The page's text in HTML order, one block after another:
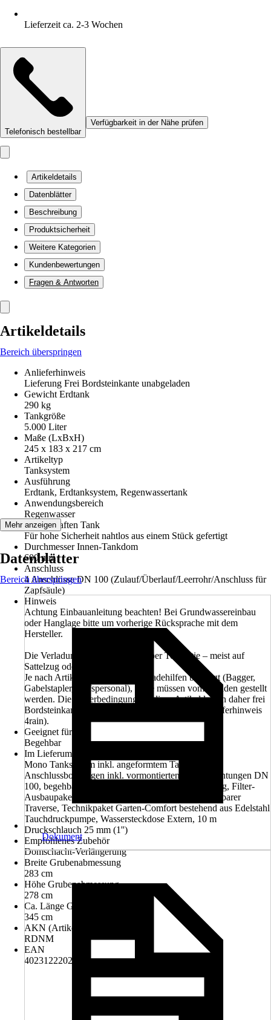
Lieferzeit ca. 2-3 Wochen
Telefonisch bestellbar
Verfügbarkeit in der Nähe prüfen
Artikeldetails
Datenblätter
Beschreibung
Produktsicherheit
Weitere Kategorien
Kundenbewertungen
Fragen & Antworten
Artikeldetails
Bereich überspringen
Anlieferhinweis
Lieferung Frei Bordsteinkante unabgeladen
Gewicht Erdtank
290 kg
Tankgröße
5.000 Liter
Maße (LxBxH)
245 x 183 x 217 cm
Artikeltyp
Tanksystem
Ausführung
Erdtank, Erdtanksystem, Regenwassertank
Anwendungsbereich
Regenwasser
Eigenschaften Tank
Für hohe Sicherheit nahtlos aus einem Stück gefertigt
Durchmesser Innen-Tankdom
600 mm
Anschluss
4 Anschlüsse DN 100 (Zulauf/Überlauf/Leerrohr/Anschluss für
Zapfsäule)
Hinweis
Achtung Einbauanleitung beachten! Bei Grundwassereinbau
oder Hanglage bitte um vorherige Rücksprache mit dem
Hersteller.
Die Verladung des Tanks erfolgt per Teilpartie – meist auf
Sattelzug oder Jumbo-LKW.
Je nach Artikelgröße werden Entladehilfen benötigt (Bagger,
Gabelstapler, Hilfspersonal), diese müssen vom Kunden gestellt
werden. Die Lieferbedingung für diese Artikel lauten daher frei
Bordsteinkante unabgeladen (siehe Datenblatt Anlieferhinweis
4rain).
Geeignet für
Begehbar
Im Lieferumfang enthalten
Mono Tanksystem inkl. angeformtem Tankdom, 4
Anschlussbohrungen inkl. vormontierten Lippendichtungen DN
100, begehbare Tankabdeckung mit Kindersicherung, Filter-
Ausbaupaket 1 bestehend aus Filterkorb mit verstellbarer
Traverse, Technikpaket Garten-Comfort bestehend aus Edelstahl
Tauchdruckpumpe, Wassersteckdose Extern, 10 m
Druckschlauch 25 mm (1'')
Empfohlenes Zubehör
Domschacht-Verlängerung
Breite Grubenabmessung
283 cm
Höhe Grubenabmessung
278 cm
Ca. Länge Grubenabmessung
345 cm
AKN (Artikelkurznummer)
RDNM
EAN
4023122202028
Mehr anzeigen
Datenblätter
Bereich überspringen
Dokument